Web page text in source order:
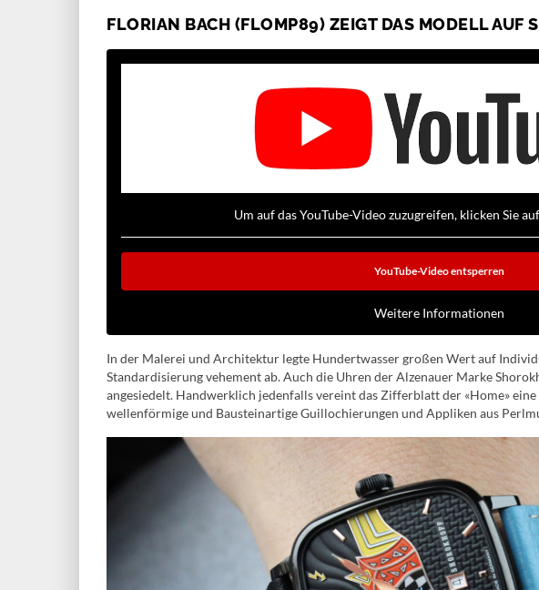
FLORIAN BACH (FLOMP89) ZEIGT DAS MODELL AUF
Um auf das YouTube-Video zuzugreifen, klicken Sie
YouTube-Video entsperren
Weitere Informationen
In der Malerei und Architektur legte Hundertwasser großen Wert auf
Standardisierung vehement ab. Auch die Uhren der Alzenauer Marke
angesiedelt. Handwerklich jedenfalls vereint das Zifferblatt der «Home»
wellenförmige und Bausteinartige Guillochierungen und Appliken aus